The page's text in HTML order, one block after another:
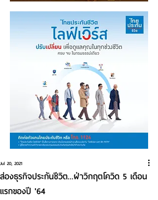
ส่องธุรกิจประกันชีวิต...ฝ่าวิกฤตโควิด 5 เดือน
แรกของปี '64
Jul 20, 2021